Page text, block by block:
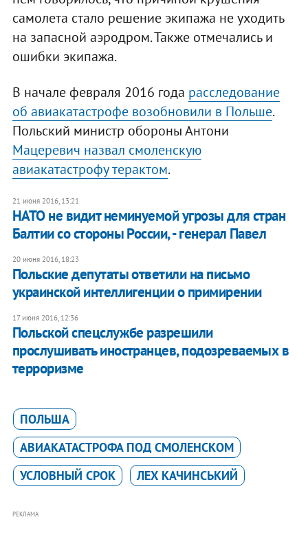
самолета стало решение экипажа не уходить
на запасной аэродром. Также отмечались и
ошибки экипажа.
В начале февраля 2016 года расследование
об авиакатастрофе возобновили в Польше.
Польский министр обороны Антони
Мацеревич назвал смоленскую
авиакатастрофу терактом.
21 июня 2016, 13:21
НАТО не видит неминуемой угрозы для стран
Балтии со стороны России, - генерал Павел
20 июня 2016, 18:23
Польские депутаты ответили на письмо
украинской интеллигенции о примирении
17 июня 2016, 12:36
Польской спецслужбе разрешили
прослушивать иностранцев, подозреваемых в
терроризме
ПОЛЬША
АВИАКАТАСТРОФА ПОД СМОЛЕНСКОМ
УСЛОВНЫЙ СРОК
ЛЕХ КАЧИНСЬКИЙ
РЕКЛАМА